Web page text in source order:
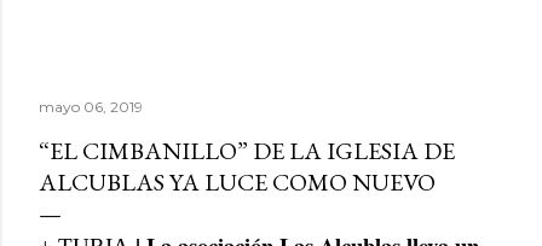
mayo 06, 2019
“EL CIMBANILLO” DE LA IGLESIA DE
ALCUBLAS YA LUCE COMO NUEVO